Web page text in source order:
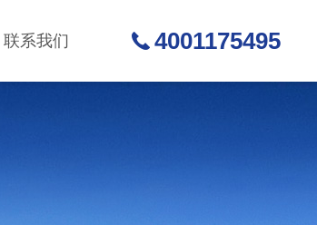
联系我们 4001175495